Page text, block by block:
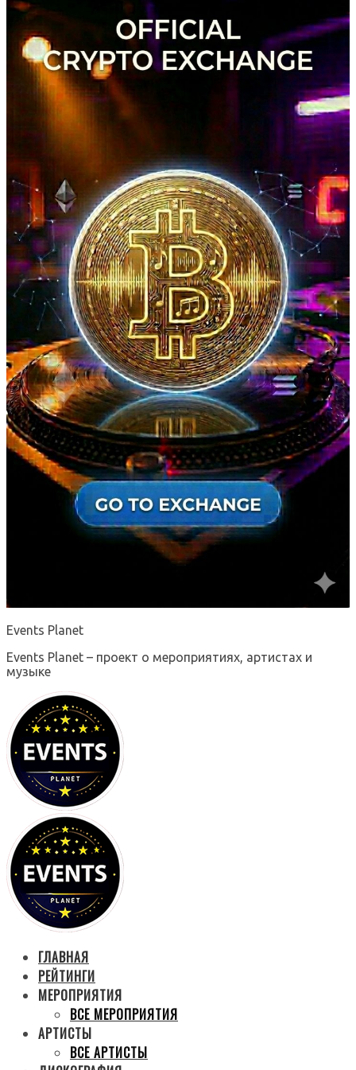
Events Planet
Events Planet – проект о мероприятиях, артистах и
музыке
ГЛАВНАЯ
РЕЙТИНГИ
МЕРОПРИЯТИЯ
ВСЕ МЕРОПРИЯТИЯ
АРТИСТЫ
ВСЕ АРТИСТЫ